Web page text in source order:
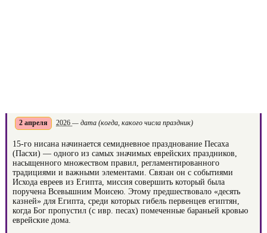
2 апреля 2026 — дата (когда, какого числа праздник)
15-го нисана начинается семидневное празднование Песаха
(Пасхи) — одного из самых значимых еврейских праздников,
насыщенного множеством правил, регламентированного
традициями и важными элементами. Связан он с событиями
Исхода евреев из Египта, миссия совершить который была
поручена Всевышним Моисею. Этому предшествовало «десять
казней» для Египта, среди которых гибель первенцев египтян,
когда Бог пропустил (с ивр. песах) помеченные бараньей кровью
еврейские дома.